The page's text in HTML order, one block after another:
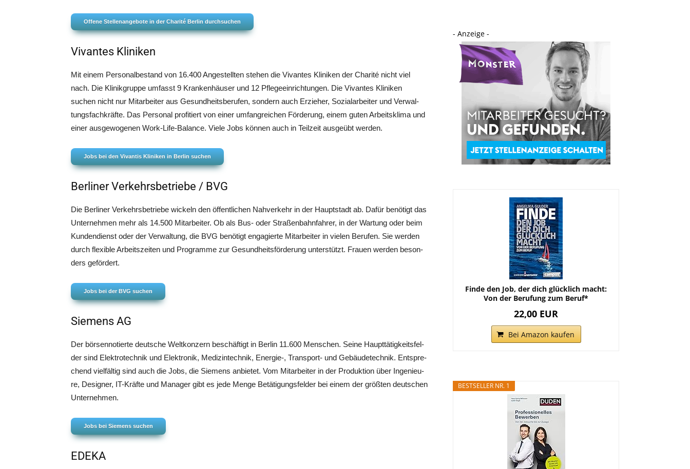
Offe­ne Stel­len­an­ge­bo­te in der Cha­ri­té Ber­lin durchsuchen
Vivantes Kliniken
Mit einem Per­so­nal­be­stand von 16.400 Ange­stell­ten ste­hen die Vivan­tes Kli­ni­ken der Cha­ri­té nicht viel
nach. Die Kli­nik­grup­pe umfasst 9 Kran­ken­häu­ser und 12 Pfle­ge­ein­rich­tun­gen. Die Vivan­tes Kli­ni­ken
suchen nicht nur Mit­ar­bei­ter aus Gesund­heits­be­ru­fen, son­dern auch Erzie­her, Sozi­al­ar­bei­ter und Ver­wal­
tungs­fach­kräf­te. Das Per­so­nal pro­fi­tiert von einer umfang­rei­chen För­de­rung, einem guten Arbeits­kli­ma und
einer aus­ge­wo­ge­nen Work-Life-Balan­ce. Vie­le Jobs kön­nen auch in Teil­zeit aus­ge­übt werden.
Jobs bei den Vivan­tis Kli­ni­ken in Ber­lin suchen
Berliner Verkehrsbetriebe / BVG
Die Ber­li­ner Ver­kehrs­be­trie­be wickeln den öffent­li­chen Nah­ver­kehr in der Haupt­stadt ab. Dafür benö­tigt das
Unter­neh­men mehr als 14.500 Mit­ar­bei­ter. Ob als Bus- oder Stra­ßen­bahn­fah­rer, in der War­tung oder beim
Kun­den­dienst oder der Ver­wal­tung, die BVG benö­tigt enga­gier­te Mit­ar­bei­ter in vie­len Beru­fen. Sie wer­den
durch fle­xi­ble Arbeits­zei­ten und Pro­gram­me zur Gesund­heits­för­de­rung unter­stützt. Frau­en wer­den beson­
ders gefördert.
Jobs bei der BVG suchen
Siemens AG
Der bör­sen­no­tier­te deut­sche Welt­kon­zern beschäf­tigt in Ber­lin 11.600 Men­schen. Sei­ne Haupt­tä­tig­keits­fel­
der sind Elek­tro­tech­nik und Elek­tro­nik, Medi­zin­tech­nik, Energie‑, Trans­port- und Gebäu­de­tech­nik. Ent­spre­
chend viel­fäl­tig sind auch die Jobs, die Sie­mens anbie­tet. Vom Mit­ar­bei­ter in der Pro­duk­ti­on über Inge­nieu­
re, Desi­gner, IT-Kräf­te und Mana­ger gibt es jede Men­ge Betä­ti­gungs­fel­der bei einem der größ­ten deut­schen
Unternehmen.
Jobs bei Sie­mens suchen
EDEKA
- Anzeige -
Finde den Job, der dich glücklich macht:
Von der Berufung zum Beruf*
22,00 EUR
Bei Amazon kaufen
BESTSELLER NR. 1